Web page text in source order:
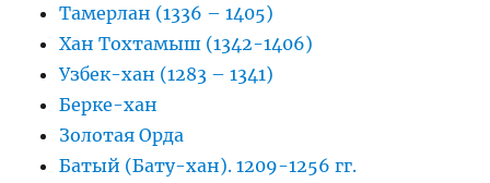
Тамерлан (1336 – 1405)
Хан Тохтамыш (1342-1406)
Узбек-хан (1283 – 1341)
Берке-хан
Золотая Орда
Батый (Бату-хан). 1209-1256 гг.